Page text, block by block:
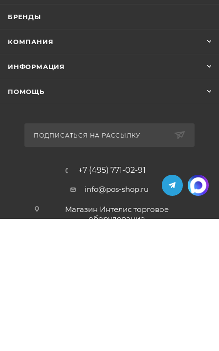
БРЕНДЫ
КОМПАНИЯ
ИНФОРМАЦИЯ
ПОМОЩЬ
ПОДПИСАТЬСЯ НА РАССЫЛКУ
+7 (495) 771-02-91
info@pos-shop.ru
Магазин Интелис торговое
оборудование